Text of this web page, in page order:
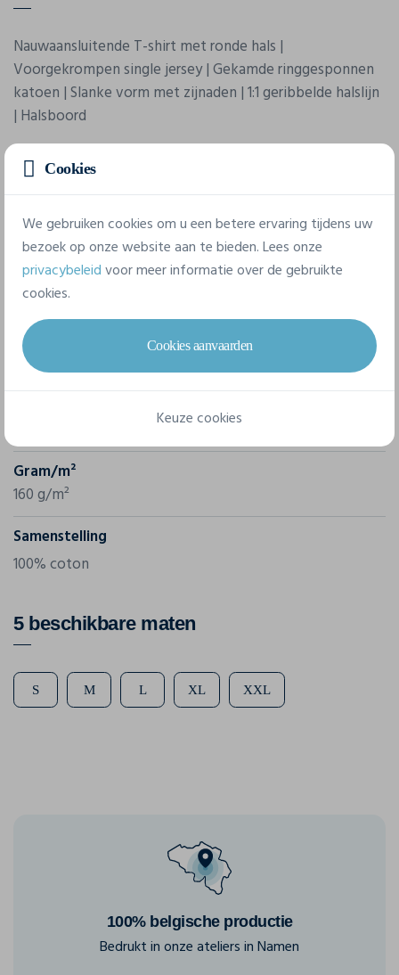
Nauwaansluitende T-shirt met ronde hals |
Voorgekrompen single jersey | Gekamde ringgesponnen
katoen | Slanke vorm met zijnaden | 1:1 geribbelde halslijn
| Halsboord
Eigenschappen
Merk
James & Nicholson
Gram/m²
160 g/m²
Samenstelling
100% coton
5 beschikbare maten
S M L XL XXL
100% belgische productie
Bedrukt in onze ateliers in Namen
Cookies
We gebruiken cookies om u een betere ervaring tijdens uw
bezoek op onze website aan te bieden. Lees onze
privacybeleidvoor meer informatie over de gebruikte
cookies.
Cookies aanvaarden
Keuze cookies